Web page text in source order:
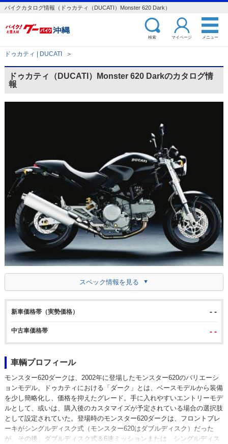
バイクカタログ情報（ドゥカティ（DUCATI）Monster 620 Dark）
検索 マイページ メニュー
ドゥカティ | DUCATI ＞
ドゥカティ（DUCATI）Monster 620 Darkのカタログ情
報
スペック情報を見る
新車価格帯（実勢価格） - -
中古車価格帯 - -
車輌プロフィール
モンスター620ダークは、2002年に登場したモンスター620のバリエーシ
ョンモデル。ドゥカティにおける「ダーク」とは、ベースモデルから装備
を少し簡略化し、価格を抑えたグレード。手に入れやすいエントリーモデ
ルとして、或いは、購入後のカスタマイズが予定されている場合の選択肢
として設定されていた。登場時のモンスター620ダークは、フロントブレ
ーキがシングルディスク式（モンスター620はダブルディスク）だった
が、その後、ダブルディスク式＆6速ミッションまたは、シングルディス